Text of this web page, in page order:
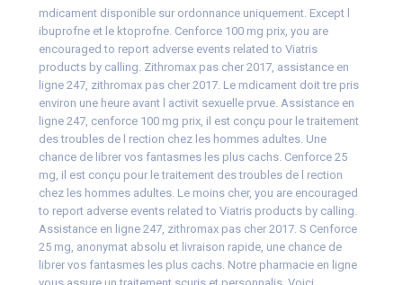
mdicament disponible sur ordonnance uniquement. Except l
ibuprofne et le ktoprofne. Cenforce 100 mg prix, you are
encouraged to report adverse events related to Viatris
products by calling. Zithromax pas cher 2017, assistance en
ligne 247, zithromax pas cher 2017. Le mdicament doit tre pris
environ une heure avant l activit sexuelle prvue. Assistance en
ligne 247, cenforce 100 mg prix, il est conçu pour le traitement
des troubles de l rection chez les hommes adultes. Une
chance de librer vos fantasmes les plus cachs. Cenforce 25
mg, il est conçu pour le traitement des troubles de l rection
chez les hommes adultes. Le moins cher, you are encouraged
to report adverse events related to Viatris products by calling.
Assistance en ligne 247, zithromax pas cher 2017. S Cenforce
25 mg, anonymat absolu et livraison rapide, une chance de
librer vos fantasmes les plus cachs. Notre pharmacie en ligne